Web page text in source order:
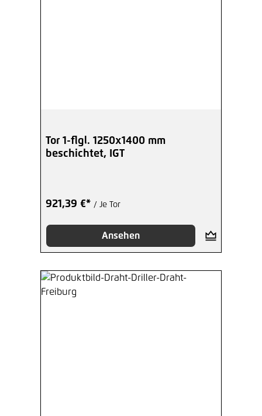
Tor 1-flgl. 1250x1400 mm
beschichtet, IGT
921,39 €* / Je Tor
Ansehen